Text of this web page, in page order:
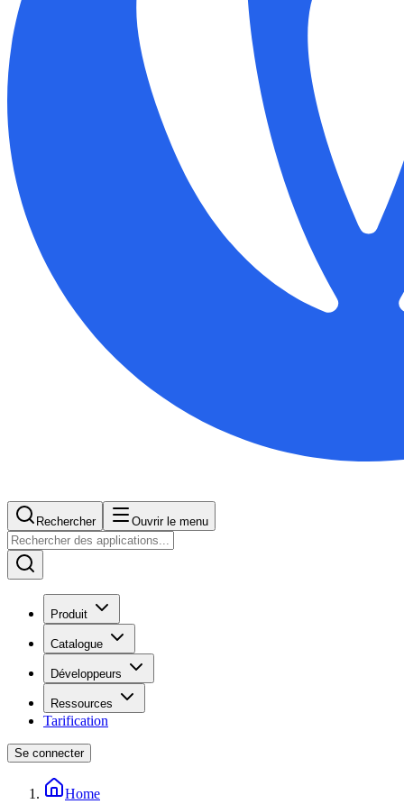
Rechercher Ouvrir le menu
Produit
Catalogue
Développeurs
Ressources
Tarification
Se connecter
Home